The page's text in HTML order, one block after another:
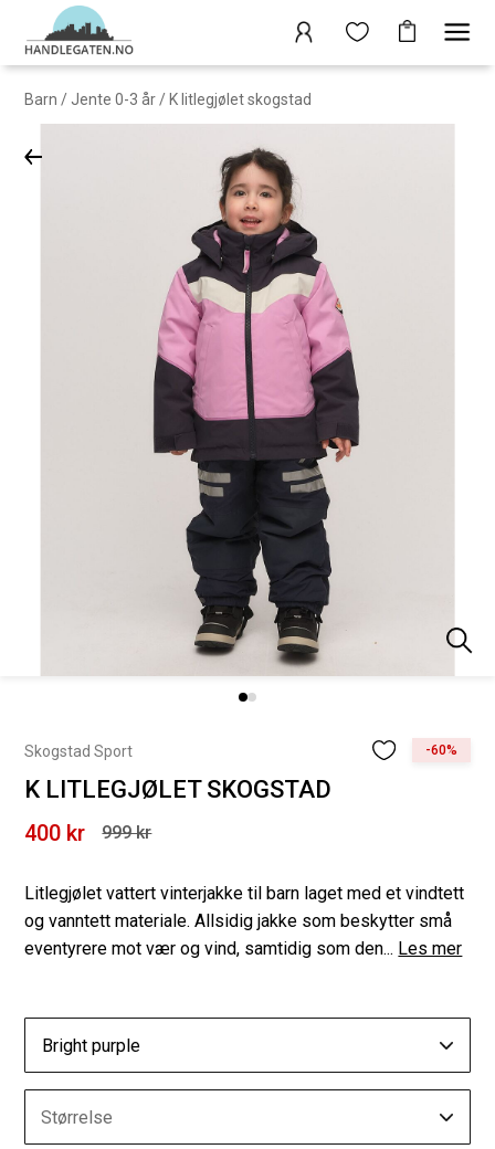
Barn / Jente 0-3 år / K litlegjølet skogstad
-60%
Skogstad Sport
K LITLEGJØLET SKOGSTAD
400 kr 999 kr
Litlegjølet vattert vinterjakke til barn laget med et vindtett
og vanntett materiale. Allsidig jakke som beskytter små
eventyrere mot vær og vind, samtidig som den... Les mer
Bright purple
Størrelse